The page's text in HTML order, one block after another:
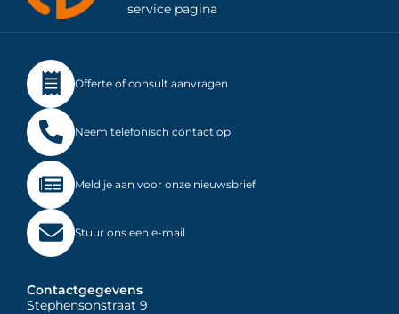
service pagina
Offerte of consult aanvragen
Neem telefonisch contact op
Meld je aan voor onze nieuwsbrief
Stuur ons een e-mail
Contactgegevens
Stephensonstraat 9